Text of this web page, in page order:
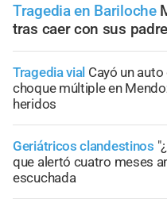
Tragedia en Bariloche
tras caer con sus
Tragedia vial Cayó un
choque múltiple en
heridos
Geriátricos clandestinos
que alertó cuatro meses
escuchada